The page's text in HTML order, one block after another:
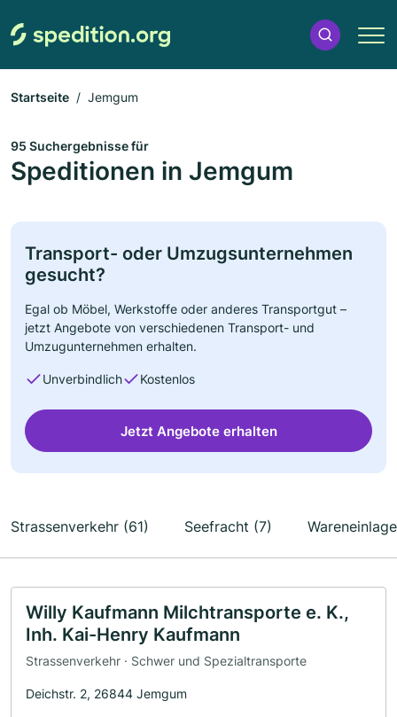
Startseite Jemgum
95 Suchergebnisse für
Speditionen in Jemgum
Transport- oder Umzugsunternehmen
gesucht?
Egal ob Möbel, Werkstoffe oder anderes Transportgut –
jetzt Angebote von verschiedenen Transport- und
Umzugunternehmen erhalten.
Unverbindlich Kostenlos
Jetzt Angebote erhalten
Strassenverkehr (61) Seefracht (7)
Willy Kaufmann Milchtransporte e. K.,
Inh. Kai-Henry Kaufmann
Strassenverkehr · Schwer und Spezialtransporte
Deichstr. 2, 26844 Jemgum